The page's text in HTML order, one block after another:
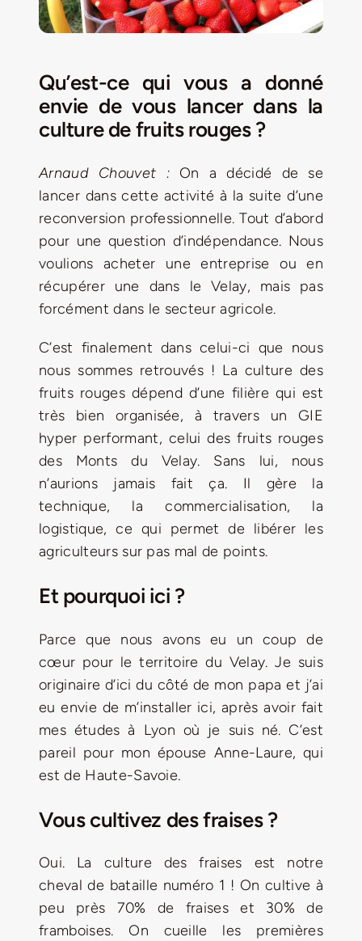
Qu’est-ce qui vous a donné
envie de vous lancer dans la
culture de fruits rouges ?
Arnaud Chouvet : On a décidé de se
lancer dans cette activité à la suite d’une
reconversion professionnelle. Tout d’abord
pour une question d’indépendance. Nous
voulions acheter une entreprise ou en
récupérer une dans le Velay, mais pas
forcément dans le secteur agricole.
C’est finalement dans celui-ci que nous
nous sommes retrouvés ! La culture des
fruits rouges dépend d’une filière qui est
très bien organisée, à travers un GIE
hyper performant, celui des fruits rouges
des Monts du Velay. Sans lui, nous
n’aurions jamais fait ça. Il gère la
technique, la commercialisation, la
logistique, ce qui permet de libérer les
agriculteurs sur pas mal de points.
Et pourquoi ici ?
Parce que nous avons eu un coup de
cœur pour le territoire du Velay. Je suis
originaire d’ici du côté de mon papa et j’ai
eu envie de m’installer ici, après avoir fait
mes études à Lyon où je suis né. C’est
pareil pour mon épouse Anne-Laure, qui
est de Haute-Savoie.
Vous cultivez des fraises ?
Oui. La culture des fraises est notre
cheval de bataille numéro 1 ! On cultive à
peu près 70% de fraises et 30% de
framboises. On cueille les premières